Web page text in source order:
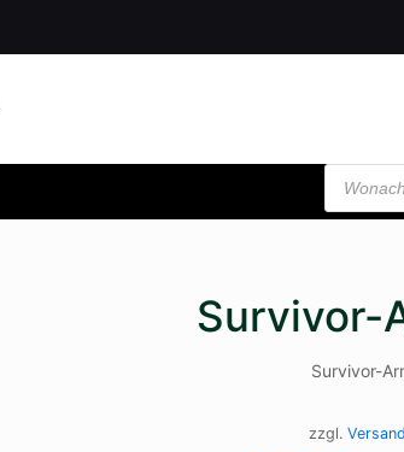
Products
search
Survivor-
Survivor-
zzgl.